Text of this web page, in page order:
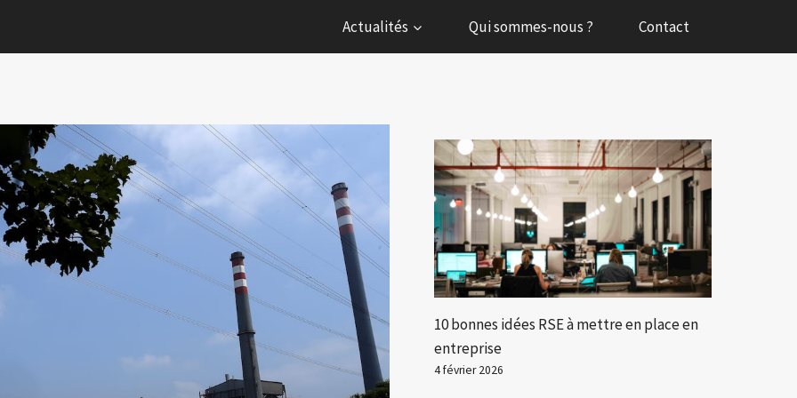
Actualités Qui sommes-nous ? Contact
10 bonnes idées RSE à mettre en place en
entreprise
4 février 2026